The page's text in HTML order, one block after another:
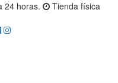
24 horas.
Tienda física